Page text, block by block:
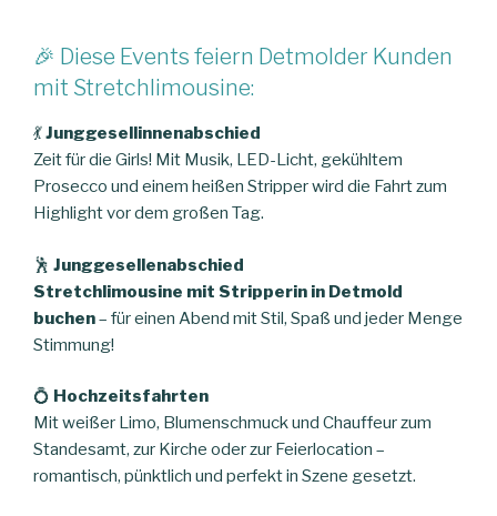
🎉 Diese Events feiern Detmolder Kunden
mit Stretchlimousine:
💃Junggesellinnenabschied
Zeit für die Girls! Mit Musik, LED-Licht, gekühltem
Prosecco und einem heißen Stripper wird die Fahrt zum
Highlight vor dem großen Tag.
🕺 Junggesellenabschied
Stretchlimousine mit Stripperin in Detmold
buchen– für einen Abend mit Stil, Spaß und jeder Menge
Stimmung!
💍 Hochzeitsfahrten
Mit weißer Limo, Blumenschmuck und Chauffeur zum
Standesamt, zur Kirche oder zur Feierlocation –
romantisch, pünktlich und perfekt in Szene gesetzt.